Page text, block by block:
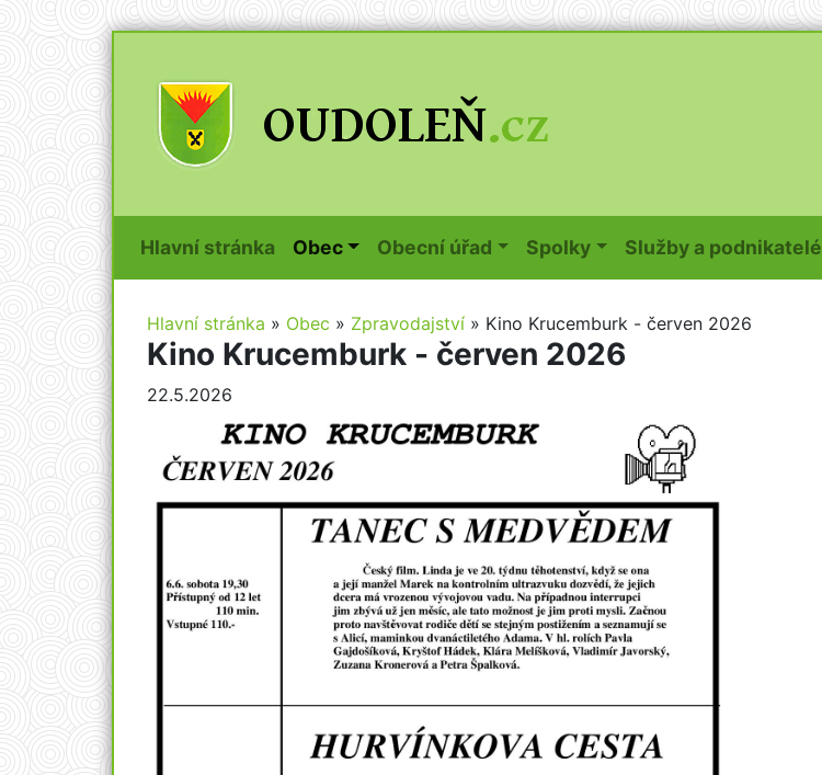
Hlavní stránka (current)
Obec Obecní úřad Spolky Služby a podnikatelé
Hlavní stránka » Obec » Zpravodajství » Kino Krucemburk - červen 2026
Kino Krucemburk - červen 2026
22.5.2026